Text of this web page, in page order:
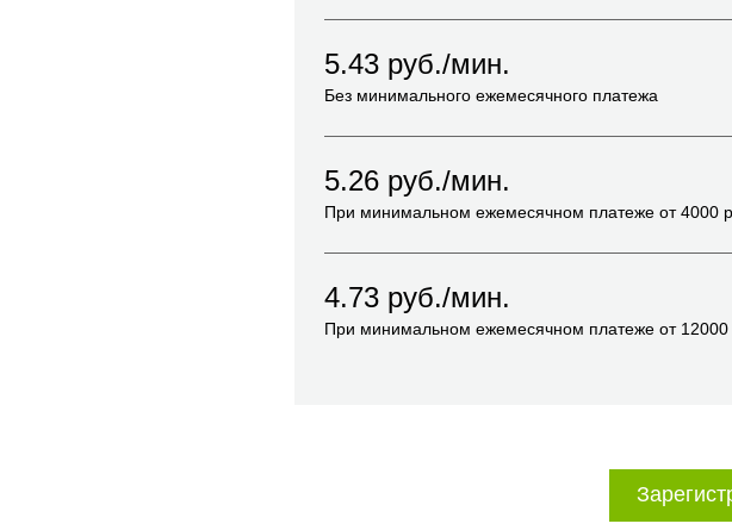
5.43 руб./мин.
Без минимального ежемесячного платежа
5.26 руб./мин.
При минимальном ежемесячном платеже от4000
4.73 руб./мин.
При минимальном ежемесячном платеже от 12000